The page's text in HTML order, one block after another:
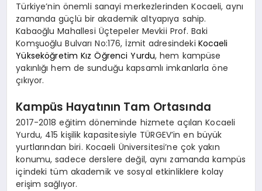
Türkiye’nin önemli sanayi merkezlerinden Kocaeli, aynı
zamanda güçlü bir akademik altyapıya sahip.
Kabaoğlu Mahallesi Üçtepeler Mevkii Prof. Baki
Komşuoğlu Bulvarı No:176, İzmit adresindeki Kocaeli
Yükseköğretim Kız Öğrenci Yurdu, hem kampüse
yakınlığı hem de sunduğu kapsamlı imkanlarla öne
çıkıyor.
Kampüs Hayatının Tam Ortasında
2017-2018 eğitim döneminde hizmete açılan Kocaeli
Yurdu, 415 kişilik kapasitesiyle TÜRGEV’in en büyük
yurtlarından biri. Kocaeli Üniversitesi’ne çok yakın
konumu, sadece derslere değil, aynı zamanda kampüs
içindeki tüm akademik ve sosyal etkinliklere kolay
erişim sağlıyor.